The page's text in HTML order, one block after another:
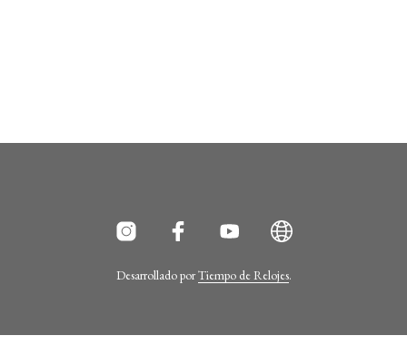
Desarrollado porTiempo de Relojes.